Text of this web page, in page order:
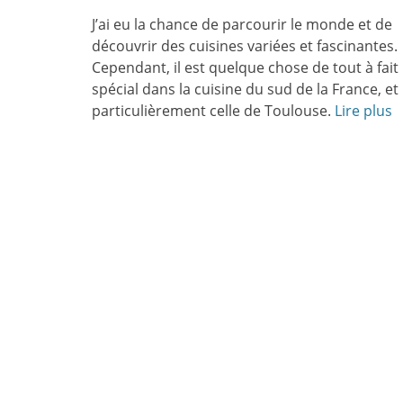
J’ai eu la chance de parcourir le monde et de
découvrir des cuisines variées et fascinantes.
Cependant, il est quelque chose de tout à fait
spécial dans la cuisine du sud de la France,
particulièrement celle de Toulouse. Lire plus